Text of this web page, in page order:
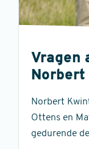
Vragen
Norbert
Norbert
Ottens en
gedurende